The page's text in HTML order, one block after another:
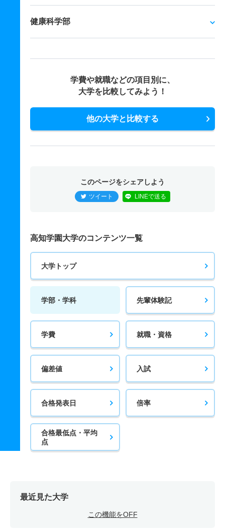
健康科学部
学費や就職などの項目別に、
大学を比較してみよう！
他の大学と比較する
このページをシェアしよう
ツイート LINEで送る
高知学園大学のコンテンツ一覧
大学トップ
学部・学科 先輩体験記
学費 就職・資格
偏差値 入試
合格発表日 倍率
合格最低点・平均
点
最近見た大学
この機能をOFF